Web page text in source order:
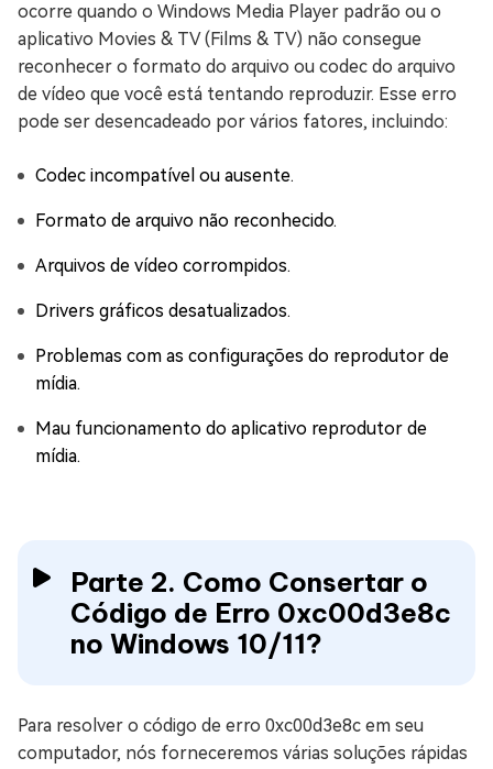
ocorre quando o Windows Media Player padrão ou o
aplicativo Movies & TV (Films & TV) não consegue
reconhecer o formato do arquivo ou codec do arquivo
de vídeo que você está tentando reproduzir. Esse erro
pode ser desencadeado por vários fatores, incluindo:
Codec incompatível ou ausente.
Formato de arquivo não reconhecido.
Arquivos de vídeo corrompidos.
Drivers gráficos desatualizados.
Problemas com as configurações do reprodutor de
mídia.
Mau funcionamento do aplicativo reprodutor de
mídia.
Parte 2. Como Consertar o
Código de Erro 0xc00d3e8c
no Windows 10/11?
Para resolver o código de erro 0xc00d3e8c em seu
computador, nós forneceremos várias soluções rápidas